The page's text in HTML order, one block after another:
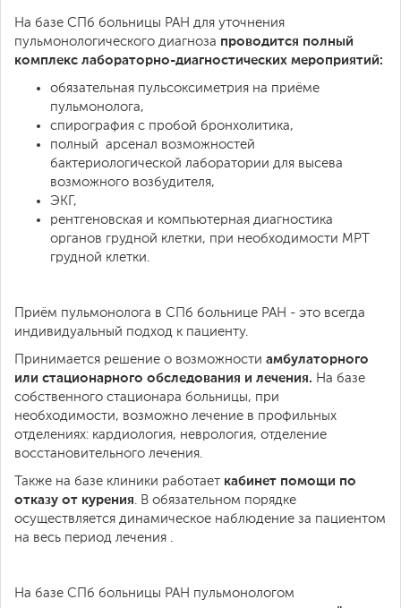
На базе СПб больницы РАН для уточнения
пульмонологического диагноза проводится полный
комплекс лабораторно-диагностических мероприятий:
обязательная пульсоксиметрия на приёме
пульмонолога,
спирография с пробой бронхолитика,
полный арсенал возможностей
бактериологической лаборатории для высева
возможного возбудителя,
ЭКГ,
рентгеновская и компьютерная диагностика
органов грудной клетки, при необходимости МРТ
грудной клетки.
Приём пульмонолога в СПб больнице РАН - это всегда
индивидуальный подход к пациенту.
Принимается решение о возможности амбулаторного
или стационарного обследования и лечения. На базе
собственного стационара больницы, при
необходимости, возможно лечение в профильных
отделениях: кардиология, неврология, отделение
восстановительного лечения.
Также на базе клиники работает кабинет помощи по
отказу от курения . В обязательном порядке
осуществляется динамическое наблюдение за пациентом
на весь период лечения .
На базе СПб больницы РАН пульмонологом